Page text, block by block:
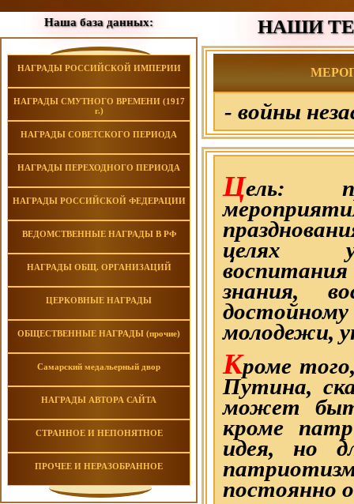
Наша база данных:
НАГРАДЫ РОССИЙСКОЙ ИМПЕРИИ
НАГРАДЫ СМУТНОГО ВРЕМЕНИ (1917
г.)
НАГРАДЫ СОВЕТСКОГО ПЕРИОДА
НАГРАДЫ ПЕРЕХОДНОГО ПЕРИОДА
НАГРАДЫ РОССИЙСКОЙ ФЕДЕРАЦИИ
ВЕДОМСТВЕННЫЕ НАГРАДЫ В РФ
НАГРАДЫ ОБЩ. ОРГАНИЗАЦИЙ
ЦЕРКОВНЫЕ НАГРАДЫ
ОБЩЕСТВЕННЫЕ НАГРАДЫ (прочие)
Самарский медальерный двор
НАГРАДЫ АВТОРА САЙТА
СТРАННОЕ И НЕПОНЯТНОЕ
ПРОЧЕЕ И НЕРАЗОБРАННОЕ
НАШИ
- войны
Цель:
целях
знания,
молодежи,
Кроме
Путина,
может
кроме
идея, но
постоянно